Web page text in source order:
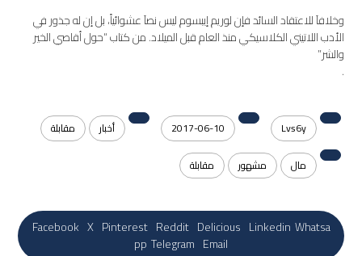
وخلافاَ للاعتقاد السائد فإن لوريم إيبسوم ليس نصاَ عشوائياً، بل إن له جذور في
الأدب اللاتيني الكلاسيكي منذ العام قبل الميلاد. من كتاب “حول أقاصي الخير
والشر”
.
Lvs6y
2017-06-10 أخبار
مقابلة
مال
مشهور مقابلة
Facebook X Pinterest Reddit Delicious Linkedin Whatsa
pp Telegram Email